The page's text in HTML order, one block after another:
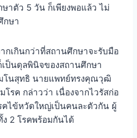
าตัว 5 วัน ก็เพียงพอแล้ว ไม่
กษา
กเกินกว่าที่สถานศึกษาจะรับมือ
เป็นดุลพินิจของสถานศึกษา
นสุทธิ นายแพทย์ทรงคุณวุฒิ
รค กล่าวว่า เนื่องจากไวรัสก่อ
คไข้หวัดใหญ่เป็นคนละตัวกัน ผู้
2 โรคพร้อมกันได้